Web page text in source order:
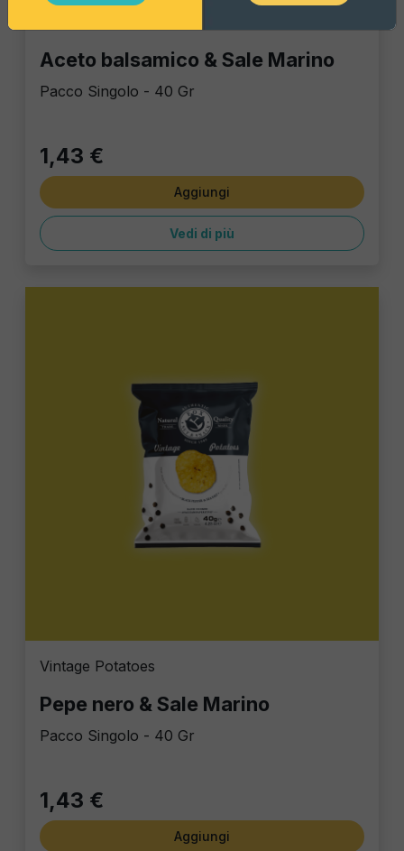
Aceto balsamico & Sale Marino
Pacco Singolo - 40 Gr
1,43 €
Aggiungi
Vedi di più
Vintage Potatoes
Pepe nero & Sale Marino
Pacco Singolo - 40 Gr
1,43 €
Aggiungi